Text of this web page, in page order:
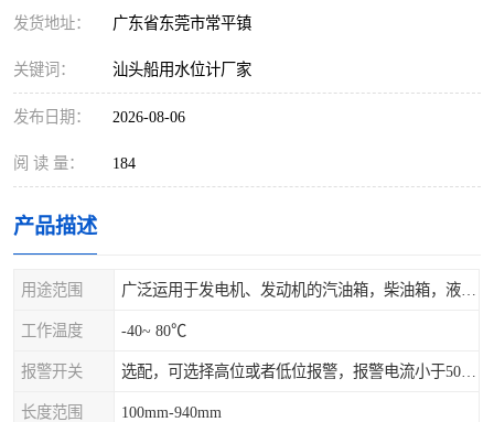
发货地址： 广东省东莞市常平镇
关键词： 汕头船用水位计厂家
发布日期： 2026-08-06
阅 读 量： 184
产品描述
用途范围
工作温度 -40~ 80℃
报警开关
长度范围 100mm-940mm